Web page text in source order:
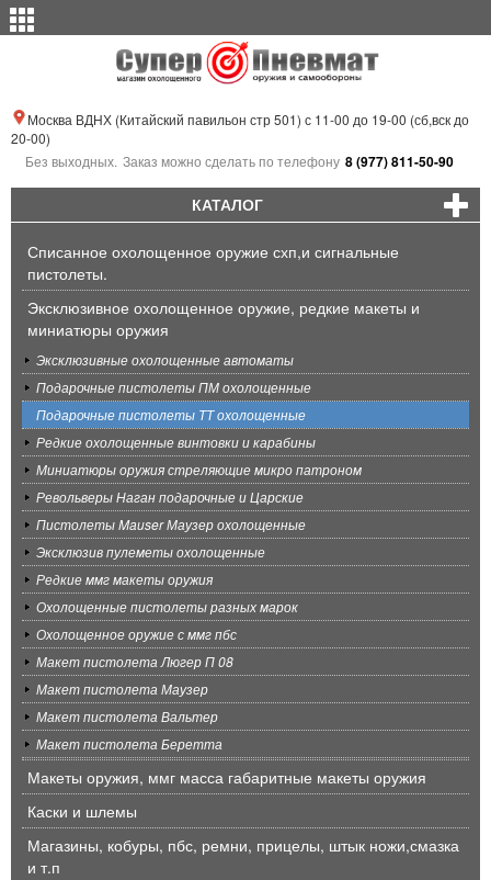
Москва ВДНХ (Китайский павильон стр 501) с 11-00 до 19-00 (сб,вск до
20-00)
Без выходных. Заказ можно сделать по телефону 8 (977) 811-50-90
КАТАЛОГ
Списанное охолощенное оружие схп,и сигнальные
пистолеты.
Эксклюзивное охолощенное оружие, редкие макеты и
миниатюры оружия
Эксклюзивные охолощенные автоматы
Подарочные пистолеты ПМ охолощенные
Подарочные пистолеты ТТ охолощенные
Редкие охолощенные винтовки и карабины
Миниатюры оружия стреляющие микро патроном
Револьверы Наган подарочные и Царские
Пистолеты Mauser Маузер охолощенные
Эксклюзив пулеметы охолощенные
Редкие ммг макеты оружия
Охолощенные пистолеты разных марок
Охолощенное оружие с ммг пбс
Макет пистолета Люгер П 08
Макет пистолета Маузер
Макет пистолета Вальтер
Макет пистолета Беретта
Макеты оружия, ммг масса габаритные макеты оружия
Каски и шлемы
Магазины, кобуры, пбс, ремни, прицелы, штык ножи,смазка
и т.п